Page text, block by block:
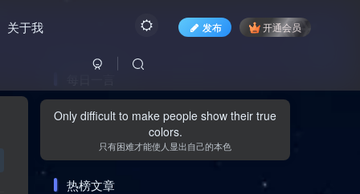
关于我 发布 开通会员
文章目录
引入
Only difficult to make people show their true
colors.
只有困难才能使人显出自己的本色
热榜文章